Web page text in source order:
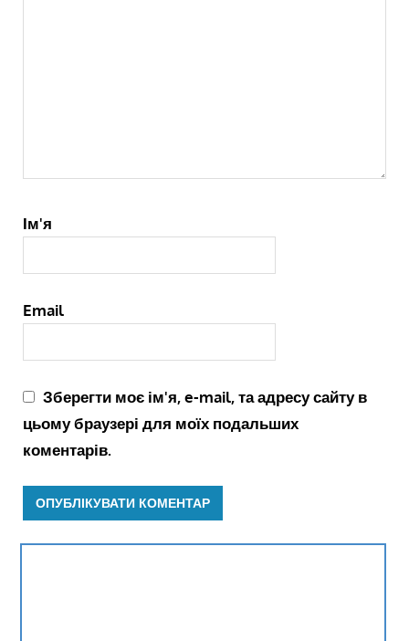
Ім'я
Email
Зберегти моє ім'я, e-mail, та адресу сайту в
цьому браузері для моїх подальших
коментарів.